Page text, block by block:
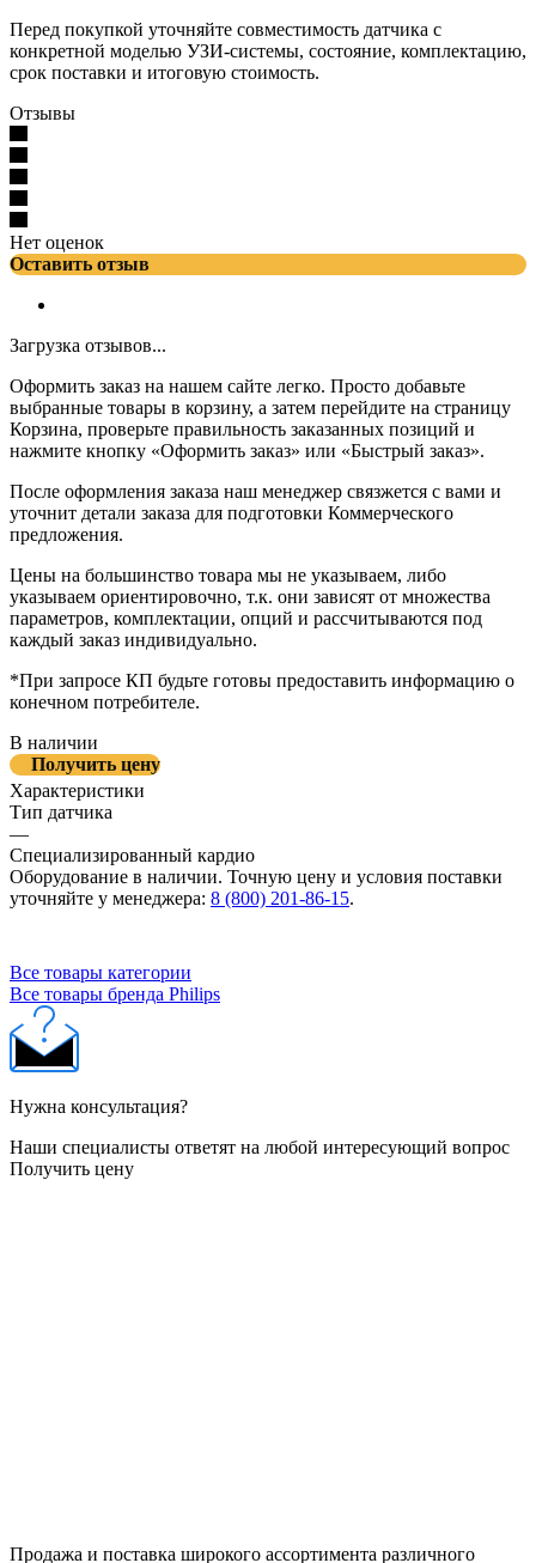
Перед покупкой уточняйте совместимость датчика с
конкретной моделью УЗИ-системы, состояние, комплектацию,
срок поставки и итоговую стоимость.
Отзывы
Нет оценок
Оставить отзыв
Загрузка отзывов...
Оформить заказ на нашем сайте легко. Просто добавьте
выбранные товары в корзину, а затем перейдите на страницу
Корзина, проверьте правильность заказанных позиций и
нажмите кнопку «Оформить заказ» или «Быстрый заказ».
После оформления заказа наш менеджер связжется с вами и
уточнит детали заказа для подготовки Коммерческого
предложения.
Цены на большинство товара мы не указываем, либо
указываем ориентировочно, т.к. они зависят от множества
параметров, комплектации, опций и рассчитываются под
каждый заказ индивидуально.
*При запросе КП будьте готовы предоставить информацию о
конечном потребителе.
В наличии
Получить цену
Характеристики
Тип датчика
—
Специализированный кардио
Оборудование в наличии. Точную цену и условия поставки
уточняйте у менеджера: 8 (800) 201-86-15.
Все товары категории
Все товары бренда Philips
Нужна консультация?
Наши специалисты ответят на любой интересующий вопрос
Получить цену
Продажа и поставка широкого ассортимента различного